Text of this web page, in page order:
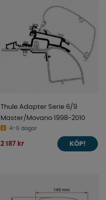
Thule Adapter Serie 6/9
Master/Movano 1998-2010
4-9 dagar
2 187 kr KÖP!